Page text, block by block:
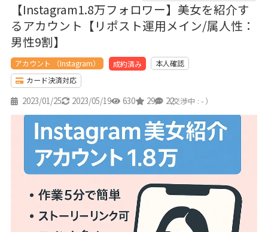
【Instagram1.8万フォロワー】美女を紹介す
るアカウント【リポスト運用メイン/属人性：
男性9割】
アカウント （Instagram） 成約済み
本人確認
カード決済対応
2023/01/25 2023/05/19 630 29 22
（交渉中 : - ）